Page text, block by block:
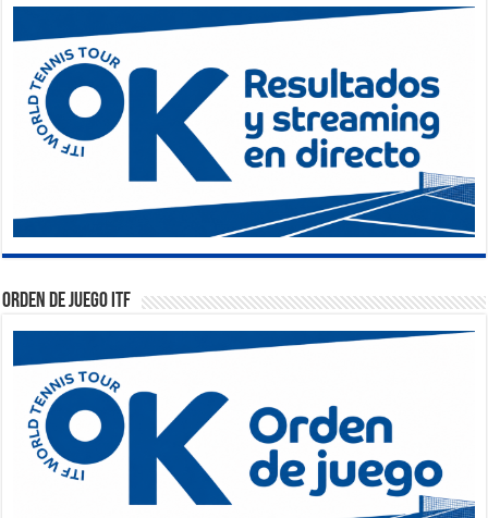
Orden de Juego ITF